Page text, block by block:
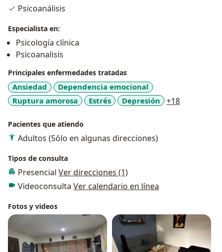
Psicoanálisis
Especialista en:
Psicología clínica
Psicoanalisis
Principales enfermedades tratadas
Ansiedad
Dependencia emocional
Ruptura amorosa
Estrés Depresión +18
Pacientes que atiendo
Adultos (Sólo en algunas direcciones)
Tipos de consulta
Presencial Ver direcciones (1)
Videoconsulta Ver calendario en línea
Fotos y videos